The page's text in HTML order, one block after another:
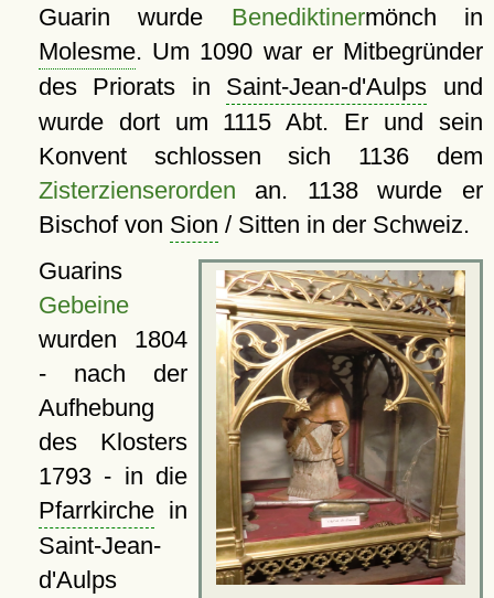
Guarin wurde Benediktinermönch in
Molesme. Um 1090 war er Mitbegründer
des Priorats in Saint-Jean-d'Aulps und
wurde dort um 1115 Abt. Er und sein
Konvent schlossen sich 1136 dem
Zisterzienserorden an. 1138 wurde er
Bischof von Sion / Sitten in der Schweiz.
Guarins
Gebeine
wurden 1804
- nach der
Aufhebung
des Klosters
1793 - in die
Pfarrkirchein
Saint-Jean-
d'Aulps